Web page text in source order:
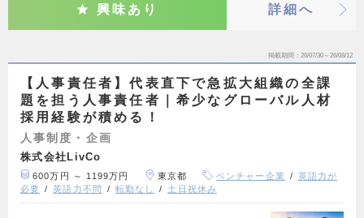
興味あり 詳細へ
掲載期間 26/07/30～26/08/12
【人事責任者】代表直下で急拡大組織の全課
題を担う人事責任者｜希少なグローバル人材
採用経験が積める！
人事制度・企画
株式会社LivCo
600万円 ～ 1199万円 東京都 ベンチャー企業
英語力が
必要
英語力不問 転勤なし 土日祝休み